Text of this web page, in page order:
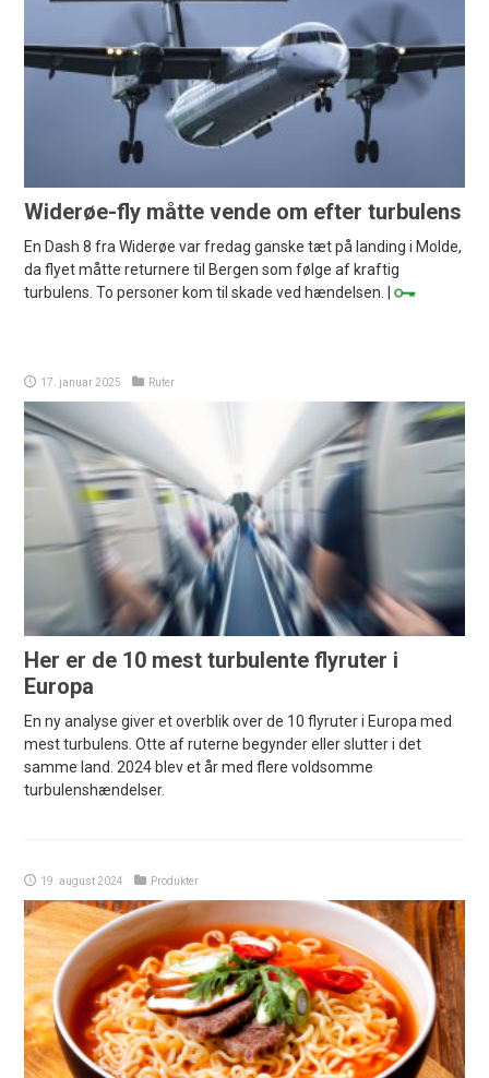
Widerøe-fly måtte vende om efter turbulens
En Dash 8 fra Widerøe var fredag ganske tæt på landing i Molde,
da flyet måtte returnere til Bergen som følge af kraftig
turbulens. To personer kom til skade ved hændelsen. |
17. januar 2025 Ruter
Her er de 10 mest turbulente flyruter i
Europa
En ny analyse giver et overblik over de 10 flyruter i Europa med
mest turbulens. Otte af ruterne begynder eller slutter i det
samme land. 2024 blev et år med flere voldsomme
turbulenshændelser.
19. august 2024 Produkter